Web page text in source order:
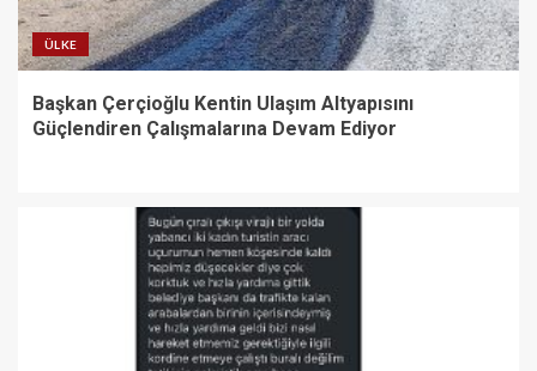
ÜLKE
Başkan Çerçioğlu Kentin Ulaşım Altyapısını
Güçlendiren Çalışmalarına Devam Ediyor